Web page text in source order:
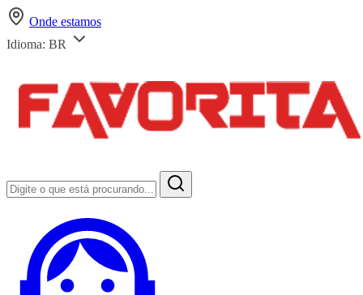
Onde estamos
Idioma: BR